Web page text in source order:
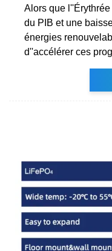
Alors que
du PIB et une
énergies
d''accélérer ces